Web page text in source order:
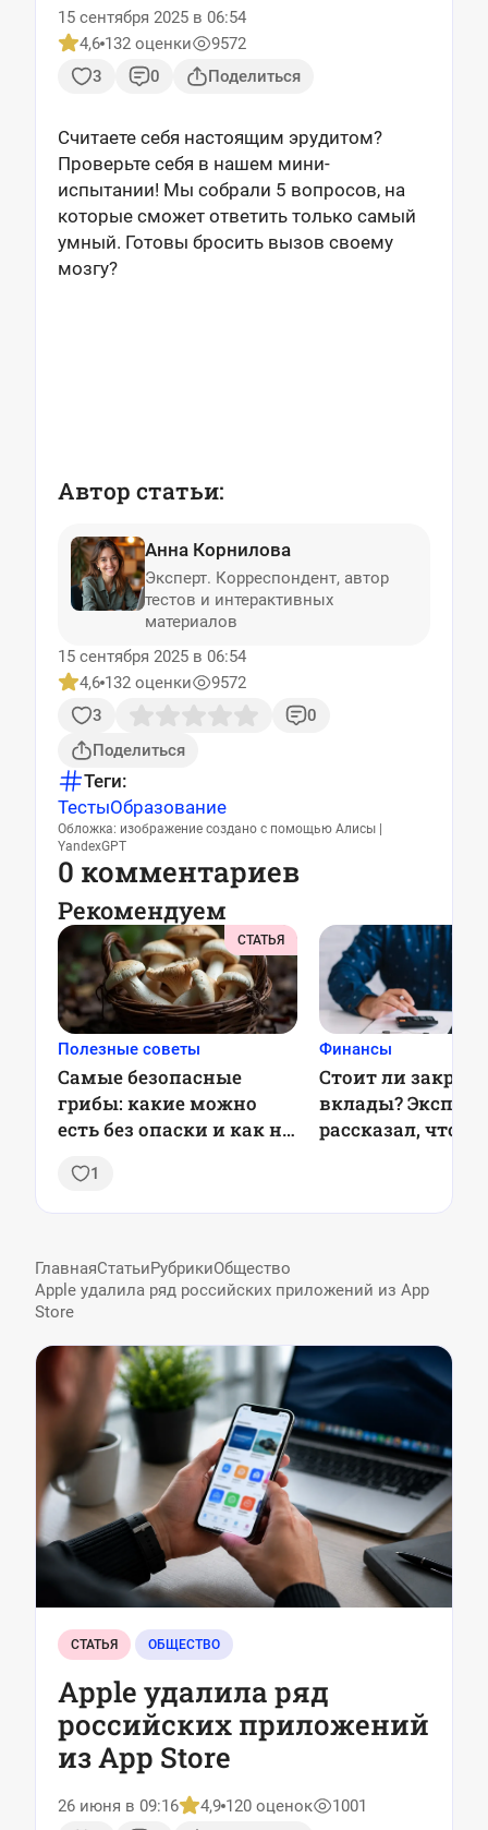
15 сентября 2025 в 06:54
4,6 132 оценки
9572
3
0 Поделиться
Считаете себя настоящим эрудитом?
Проверьте себя в нашем мини-
испытании! Мы собрали 5 вопросов, на
которые сможет ответить только самый
умный. Готовы бросить вызов своему
мозгу?
Автор статьи:
Анна Корнилова
Эксперт. Корреспондент, автор
тестов и интерактивных
материалов
15 сентября 2025 в 06:54
4,6 132 оценки
9572
3
0
Поделиться
Теги:
ТестыОбразование
Обложка: изображение создано с помощью Алисы |
YandexGPT
0 комментариев
Рекомендуем
СТАТЬЯ
Полезные советы
Самые безопасные
грибы: какие можно
есть без опаски и как не
1
Финансы
Стоит ли
вклады? Эксперт
рассказал, что
ГлавнаяСтатьиРубрикиОбщество
Apple удалила ряд российских приложений из App
Store
СТАТЬЯ ОБЩЕСТВО
Apple удалила ряд
российских приложений
из App Store
26 июня в 09:16 4,9 120 оценок
1001